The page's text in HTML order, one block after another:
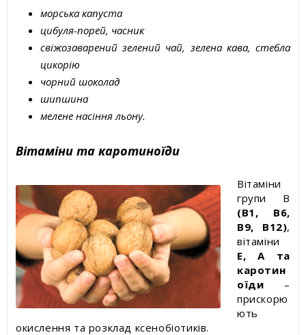
морська капуста
цибуля-порей, часник
свіжозаварений зелений чай, зелена кава, стебла
цикорію
чорний шоколад
шипшина
мелене насіння льону.
Вітаміни та каротиноїди
Вітаміни
групи В
(В1, В6,
В9, В12),
вітаміни
Е, А та
каротин
оїди –
прискорю
ють
окислення та розклад ксенобіотиків.